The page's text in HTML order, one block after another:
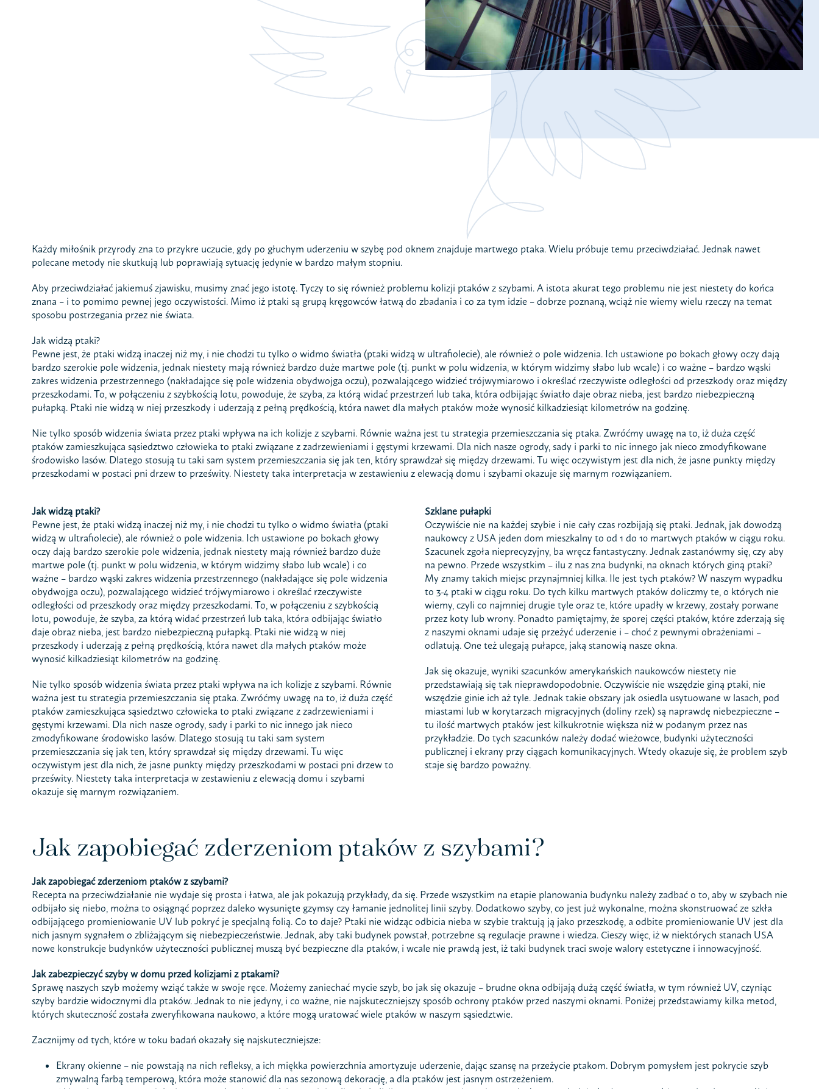
Sprawozdania
Polityka prywatności –
RODO
Każdy miłośnik przyrody zna to przykre uczucie, gdy po głuchym uderzeniu w szybę pod oknem znajduje martwego ptaka. Wielu próbuje temu przeciwdziałać. Jednak nawet
polecane metody nie skutkują lub poprawiają sytuację jedynie w bardzo małym stopniu.
Aby przeciwdziałać jakiemuś zjawisku, musimy znać jego istotę. Tyczy to się również problemu kolizji ptaków z szybami. A istota akurat tego problemu nie jest niestety do końca
znana – i to pomimo pewnej jego oczywistości. Mimo iż ptaki są grupą kręgowców łatwą do zbadania i co za tym idzie – dobrze poznaną, wciąż nie wiemy wielu rzeczy na temat
sposobu postrzegania przez nie świata.
Jak widzą ptaki?
Pewne jest, że ptaki widzą inaczej niż my, i nie chodzi tu tylko o widmo światła (ptaki widzą w ultrafiolecie), ale również o pole widzenia. Ich ustawione po bokach głowy oczy dają
bardzo szerokie pole widzenia, jednak niestety mają również bardzo duże martwe pole (tj. punkt w polu widzenia, w którym widzimy słabo lub wcale) i co ważne – bardzo wąski
zakres widzenia przestrzennego (nakładające się pole widzenia obydwojga oczu), pozwalającego widzieć trójwymiarowo i określać rzeczywiste odległości od przeszkody oraz między
przeszkodami. To, w połączeniu z szybkością lotu, powoduje, że szyba, za którą widać przestrzeń lub taka, która odbijając światło daje obraz nieba, jest bardzo niebezpieczną
pułapką. Ptaki nie widzą w niej przeszkody i uderzają z pełną prędkością, która nawet dla małych ptaków może wynosić kilkadziesiąt kilometrów na godzinę.
Nie tylko sposób widzenia świata przez ptaki wpływa na ich kolizje z szybami. Równie ważna jest tu strategia przemieszczania się ptaka. Zwróćmy uwagę na to, iż duża część
ptaków zamieszkująca sąsiedztwo człowieka to ptaki związane z zadrzewieniami i gęstymi krzewami. Dla nich nasze ogrody, sady i parki to nic innego jak nieco zmodyfikowane
środowisko lasów. Dlatego stosują tu taki sam system przemieszczania się jak ten, który sprawdzał się między drzewami. Tu więc oczywistym jest dla nich, że jasne punkty między
przeszkodami w postaci pni drzew to prześwity. Niestety taka interpretacja w zestawieniu z elewacją domu i szybami okazuje się marnym rozwiązaniem.
Jak widzą ptaki?
Pewne jest, że ptaki widzą inaczej niż my, i nie chodzi tu tylko o widmo światła (ptaki
widzą w ultrafiolecie), ale również o pole widzenia. Ich ustawione po bokach głowy
oczy dają bardzo szerokie pole widzenia, jednak niestety mają również bardzo duże
martwe pole (tj. punkt w polu widzenia, w którym widzimy słabo lub wcale) i co
ważne – bardzo wąski zakres widzenia przestrzennego (nakładające się pole widzenia
obydwojga oczu), pozwalającego widzieć trójwymiarowo i określać rzeczywiste
odległości od przeszkody oraz między przeszkodami. To, w połączeniu z szybkością
lotu, powoduje, że szyba, za którą widać przestrzeń lub taka, która odbijając światło
daje obraz nieba, jest bardzo niebezpieczną pułapką. Ptaki nie widzą w niej
przeszkody i uderzają z pełną prędkością, która nawet dla małych ptaków może
wynosić kilkadziesiąt kilometrów na godzinę.
Nie tylko sposób widzenia świata przez ptaki wpływa na ich kolizje z szybami. Równie
ważna jest tu strategia przemieszczania się ptaka. Zwróćmy uwagę na to, iż duża część
ptaków zamieszkująca sąsiedztwo człowieka to ptaki związane z zadrzewieniami i
gęstymi krzewami. Dla nich nasze ogrody, sady i parki to nic innego jak nieco
zmodyfikowane środowisko lasów. Dlatego stosują tu taki sam system
przemieszczania się jak ten, który sprawdzał się między drzewami. Tu więc
oczywistym jest dla nich, że jasne punkty między przeszkodami w postaci pni drzew to
prześwity. Niestety taka interpretacja w zestawieniu z elewacją domu i szybami
okazuje się marnym rozwiązaniem.
Szklane pułapki
Oczywiście nie na każdej szybie i nie cały czas rozbijają się ptaki. Jednak, jak dowodzą
naukowcy z USA jeden dom mieszkalny to od 1 do 10 martwych ptaków w ciągu roku.
Szacunek zgoła nieprecyzyjny, ba wręcz fantastyczny. Jednak zastanówmy się, czy aby
na pewno. Przede wszystkim – ilu z nas zna budynki, na oknach których giną ptaki?
My znamy takich miejsc przynajmniej kilka. Ile jest tych ptaków? W naszym wypadku
to 3-4 ptaki w ciągu roku. Do tych kilku martwych ptaków doliczmy te, o których nie
wiemy, czyli co najmniej drugie tyle oraz te, które upadły w krzewy, zostały porwane
przez koty lub wrony. Ponadto pamiętajmy, że sporej części ptaków, które zderzają się
z naszymi oknami udaje się przeżyć uderzenie i – choć z pewnymi obrażeniami –
odlatują. One też ulegają pułapce, jaką stanowią nasze okna.
Jak się okazuje, wyniki szacunków amerykańskich naukowców niestety nie
przedstawiają się tak nieprawdopodobnie. Oczywiście nie wszędzie giną ptaki, nie
wszędzie ginie ich aż tyle. Jednak takie obszary jak osiedla usytuowane w lasach, pod
miastami lub w korytarzach migracyjnych (doliny rzek) są naprawdę niebezpieczne –
tu ilość martwych ptaków jest kilkukrotnie większa niż w podanym przez nas
przykładzie. Do tych szacunków należy dodać wieżowce, budynki użyteczności
publicznej i ekrany przy ciągach komunikacyjnych. Wtedy okazuje się, że problem szyb
staje się bardzo poważny.
Jak zapobiegać zderzeniom ptaków z szybami?
Jak zapobiegać zderzeniom ptaków z szybami?
Recepta na przeciwdziałanie nie wydaje się prosta i łatwa, ale jak pokazują przykłady, da się. Przede wszystkim na etapie planowania budynku należy zadbać o to, aby w szybach nie
odbijało się niebo, można to osiągnąć poprzez daleko wysunięte gzymsy czy łamanie jednolitej linii szyby. Dodatkowo szyby, co jest już wykonalne, można skonstruować ze szkła
odbijającego promieniowanie UV lub pokryć je specjalną folią. Co to daje? Ptaki nie widząc odbicia nieba w szybie traktują ją jako przeszkodę, a odbite promieniowanie UV jest dla
nich jasnym sygnałem o zbliżającym się niebezpieczeństwie. Jednak, aby taki budynek powstał, potrzebne są regulacje prawne i wiedza. Cieszy więc, iż w niektórych stanach USA
nowe konstrukcje budynków użyteczności publicznej muszą być bezpieczne dla ptaków, i wcale nie prawdą jest, iż taki budynek traci swoje walory estetyczne i innowacyjność.
Jak zabezpieczyć szyby w domu przed kolizjami z ptakami?
Sprawę naszych szyb możemy wziąć także w swoje ręce. Możemy zaniechać mycie szyb, bo jak się okazuje – brudne okna odbijają dużą część światła, w tym również UV, czyniąc
szyby bardzie widocznymi dla ptaków. Jednak to nie jedyny, i co ważne, nie najskuteczniejszy sposób ochrony ptaków przed naszymi oknami. Poniżej przedstawiamy kilka metod,
których skuteczność została zweryfikowana naukowo, a które mogą uratować wiele ptaków w naszym sąsiedztwie.
Zacznijmy od tych, które w toku badań okazały się najskuteczniejsze:
Ekrany okienne – nie powstają na nich refleksy, a ich miękka powierzchnia amortyzuje uderzenie, dając szansę na przeżycie ptakom. Dobrym pomysłem jest pokrycie szyb
zmywalną farbą temperową, która może stanowić dla nas sezonową dekorację, a dla ptaków jest jasnym ostrzeżeniem.